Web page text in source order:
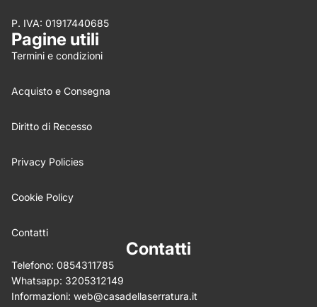
Nome *
Write 50 more characters and upload 0 more photos
(Allega .gif, .jpg, .png per un massimo di 5MB)
P. IVA: 01917440685
Pagine utili
Termini e condizioni
Acquisto e Consegna
Diritto di Recesso
Privacy Policies
Cookie Policy
Contatti
Contatti
Telefono: 0854311785
Whatsapp: 3205312149
Informazioni: web@casadellaserratura.it